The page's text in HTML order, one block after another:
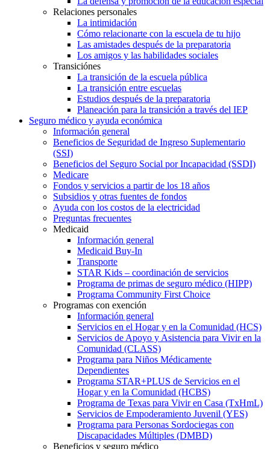
Relaciones personales
La intimidación
Cómo relacionarte con la escuela de tu hijo
Las amistades después de la preparatoria
Los amigos y las habilidades sociales
Transiciónes
La transición de la escuela pública
La transición entre escuelas
Estudios después de la preparatoria
Planeación para la transición a través del IEP
Seguro médico y ayuda económica
Información general
Beneficios de Seguridad de Ingreso Suplementario
(SSI)
Beneficios del Seguro Social por Incapacidad (SSDI)
Medicare
Fondos y servicios a partir de los 18 años
Subsidios y otras fuentes de fondos
Ayuda con los costos de la electricidad
Preguntas frecuentes
Medicaid
Información general
Medicaid Buy-In
Transporte
STAR Kids – coordinación de servicios
Programa de primas de seguro médico (HIPP)
Programa Community First Choice
Programas con exención
Información general
Servicios en el Hogar y en la Comunidad (HCS)
Servicios de Apoyo y Asistencia para Vivir en la
Comunidad (CLASS)
Programa para Niños Médicamente
Dependientes
Programa STAR+PLUS de Servicios en el
Hogar y en la Comunidad (HCBS)
Programa de Texas para Vivir en Casa (TxHmL)
Servicios de Empoderamiento Juvenil (YES)
Programa para Personas Sordociegas con
Discapacidades Múltiples (DMBD)
Beneficios y seguro médico